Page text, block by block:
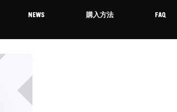
NEWS 購入方法 FAQ